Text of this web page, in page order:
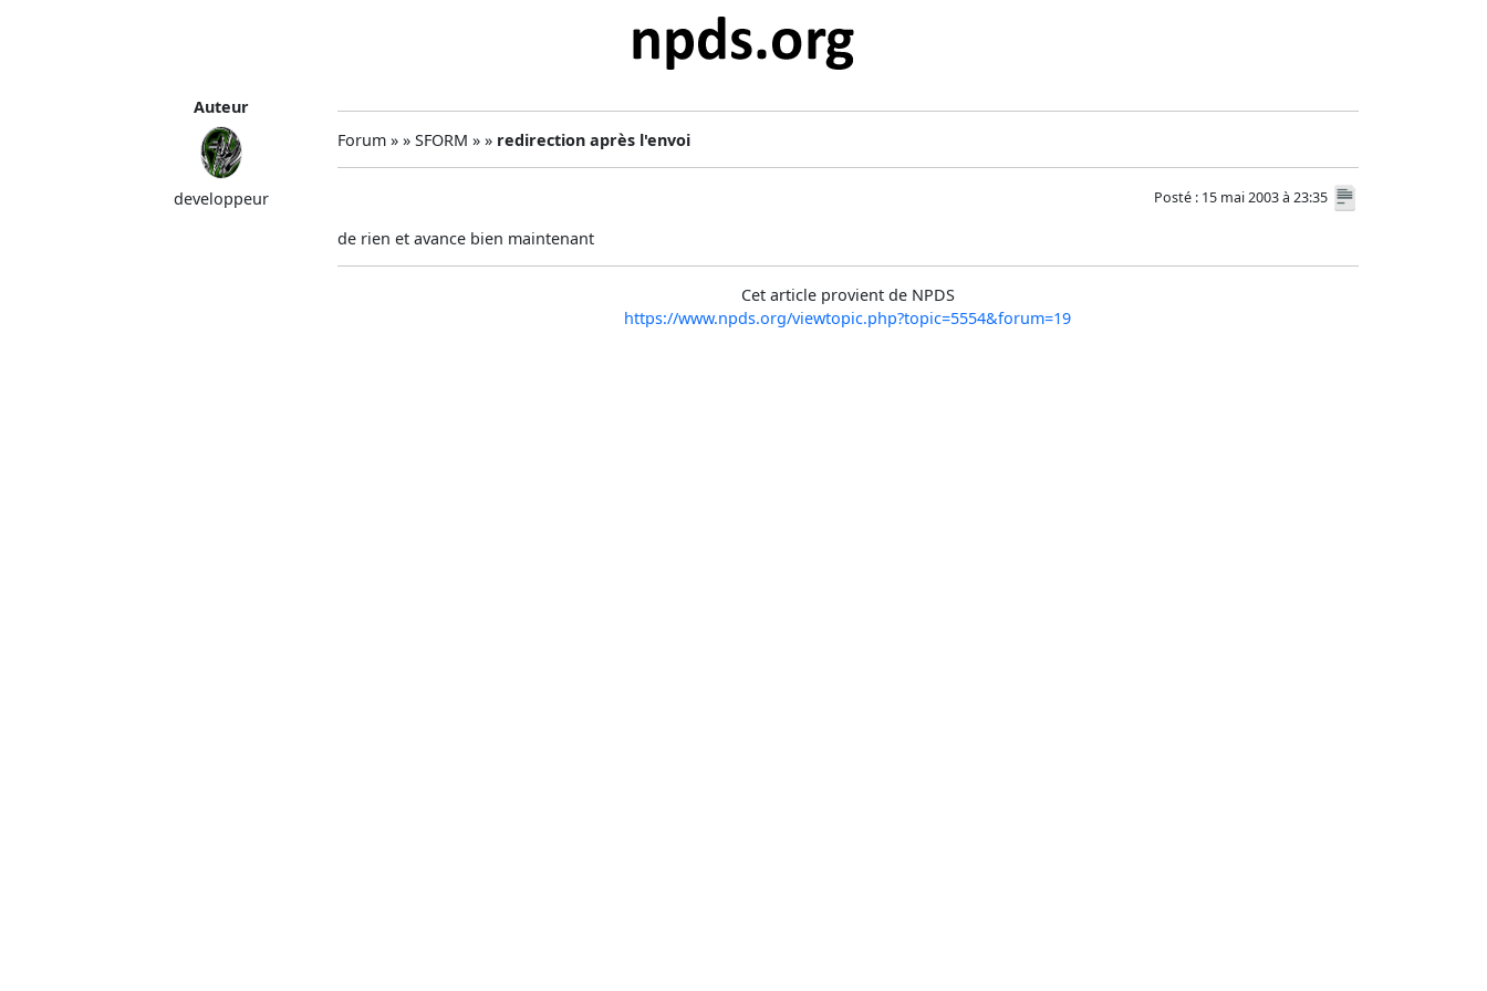
Auteur
developpeur
Forum » » SFORM » » redirection après l'envoi
Posté : 15 mai 2003 à 23:35
de rien et avance bien maintenant
Cet article provient de NPDS
https://www.npds.org/viewtopic.php?topic=5554&forum=19